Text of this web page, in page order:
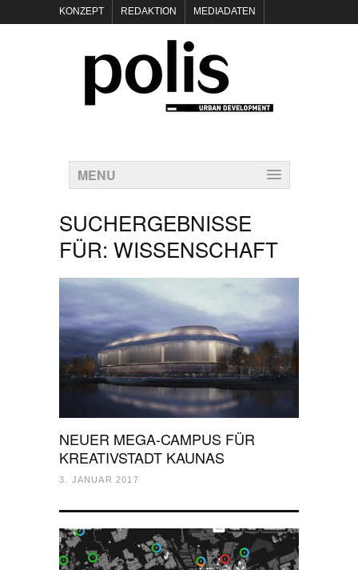
KONZEPT REDAKTION MEDIADATEN
POLIS KEYNOTES
KONTAKT DATENSCHUTZ IMPRESSUM
MENU
SUCHERGEBNISSE
FÜR: WISSENSCHAFT
NEUER MEGA-CAMPUS FÜR
KREATIVSTADT KAUNAS
3. JANUAR 2017